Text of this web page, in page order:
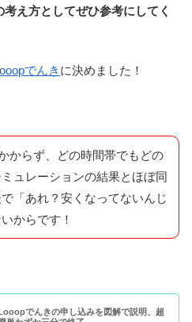
え方としてぜひ参考にしてく
でんき に決めました！
からず、どの時間帯でもどの
ュレーションの結果とほぼ同
「あれ？安くなってないんじ
からです！
でんきの申し込みを図解で説明、超